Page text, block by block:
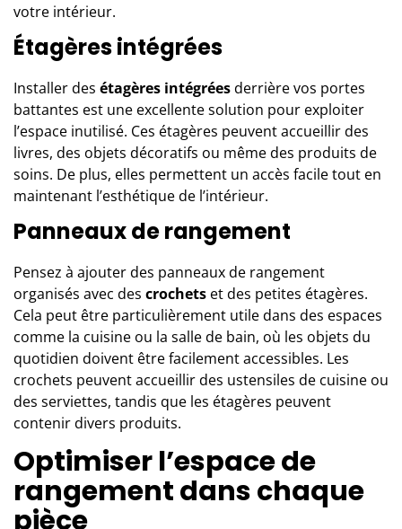
votre intérieur.
Étagères intégrées
Installer des étagères intégréesderrière vos portes
battantes est une excellente solution pour exploiter
l’espace inutilisé. Ces étagères peuvent accueillir des
livres, des objets décoratifs ou même des produits de
soins. De plus, elles permettent un accès facile tout en
maintenant l’esthétique de l’intérieur.
Panneaux de rangement
Pensez à ajouter des panneaux de rangement
organisés avec des crochets et des petites étagères.
Cela peut être particulièrement utile dans des espaces
comme la cuisine ou la salle de bain, où les objets du
quotidien doivent être facilement accessibles. Les
crochets peuvent accueillir des ustensiles de cuisine ou
des serviettes, tandis que les étagères peuvent
contenir divers produits.
Optimiser l’espace de
rangement dans chaque
pièce